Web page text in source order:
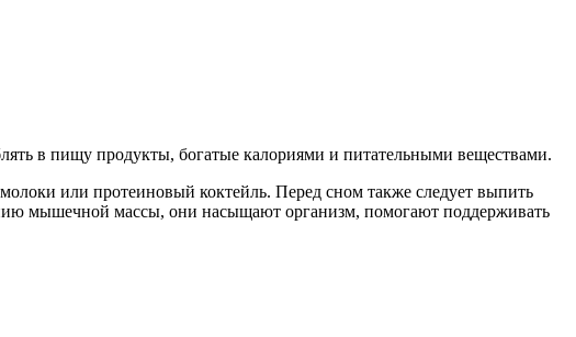
в пищу продукты, богатые калориями и питательными веществами.
или протеиновый коктейль. Перед сном также следует выпить
мышечной массы, они насыщают организм, помогают поддерживать